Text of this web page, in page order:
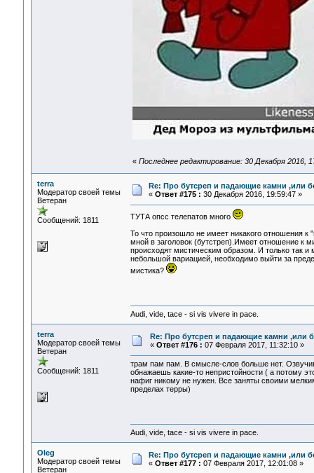
« Последнее редактирование: 30 Декабря 2016,
terra
Модератор своей темы
Ветеран
Сообщений: 1811
Re: Про бутсреп и падающие камни ,или
« Ответ #175 : 30 Декабря 2016, 19:59:47 »
ТУТА опсс телепатов много
То что произошло не имеет никакого отношения
мной в заголовок (бутстреп).Имеет отношение к
происходят мистическим образом. И только так
небольшой вариацией, необходимо выйти за
мистика?
Audi, vide, tace - si vis vivere in pace.
terra
Модератор своей темы
Ветеран
Сообщений: 1811
Re: Про бутсреп и падающие камни ,или
« Ответ #176 : 07 Февраля 2017, 11:32:10 »
трам пам пам. В смысле-слов больше нет.
обнажаешь какие-то непристойности ( а потому
нафиг никому не нужен. Все заняты своими
пределах терры)
Audi, vide, tace - si vis vivere in pace.
Oleg
Модератор своей темы
Ветеран
Re: Про бутсреп и падающие камни ,или
« Ответ #177 : 07 Февраля 2017, 12:01:08 »